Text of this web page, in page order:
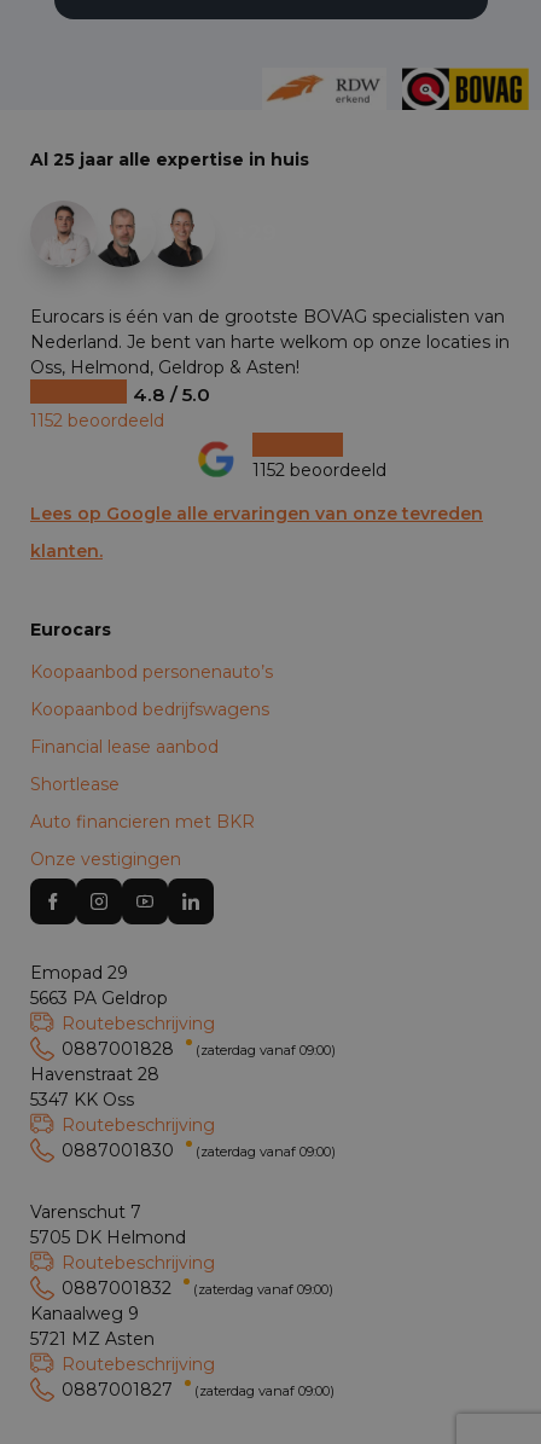
Al 25 jaar alle expertise in huis
Eurocars is één van de grootste BOVAG specialisten van
Nederland. Je bent van harte welkom op onze locaties in
Oss, Helmond, Geldrop & Asten!
4.8 / 5.0
1152 beoordeeld
1152 beoordeeld
Lees op Google alle ervaringen van onze tevreden
klanten.
Eurocars
Koopaanbod personenauto’s
Koopaanbod bedrijfswagens
Financial lease aanbod
Shortlease
Auto financieren met BKR
Onze vestigingen
Emopad 29
5663 PA Geldrop
Routebeschrijving
0887001828
(zaterdag vanaf 09:00)
Havenstraat 28
5347 KK Oss
Routebeschrijving
0887001830
(zaterdag vanaf 09:00)
Varenschut 7
5705 DK Helmond
Routebeschrijving
0887001832
(zaterdag vanaf 09:00)
Kanaalweg 9
5721 MZ Asten
Routebeschrijving
0887001827
(zaterdag vanaf 09:00)